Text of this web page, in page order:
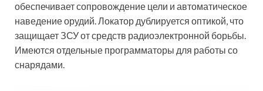
обеспечивает сопровождение цели и автоматическое
наведение орудий. Локатор дублируется оптикой, что
защищает ЗСУ от средств радиоэлектронной борьбы.
Имеются отдельные программаторы для работы со
снарядами.